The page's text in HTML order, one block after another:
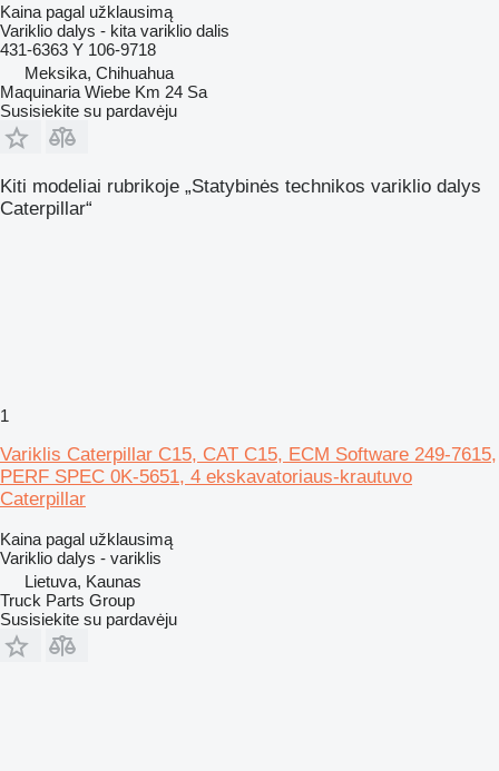
Kaina pagal užklausimą
Variklio dalys - kita variklio dalis
431-6363 Y 106-9718
Meksika, Chihuahua
Maquinaria Wiebe Km 24 Sa
Susisiekite su pardavėju
Kiti modeliai rubrikoje „Statybinės technikos variklio dalys
Caterpillar“
1
Variklis Caterpillar C15, CAT C15, ECM Software 249-7615,
PERF SPEC 0K-5651, 4 ekskavatoriaus-krautuvo
Caterpillar
Kaina pagal užklausimą
Variklio dalys - variklis
Lietuva, Kaunas
Truck Parts Group
Susisiekite su pardavėju